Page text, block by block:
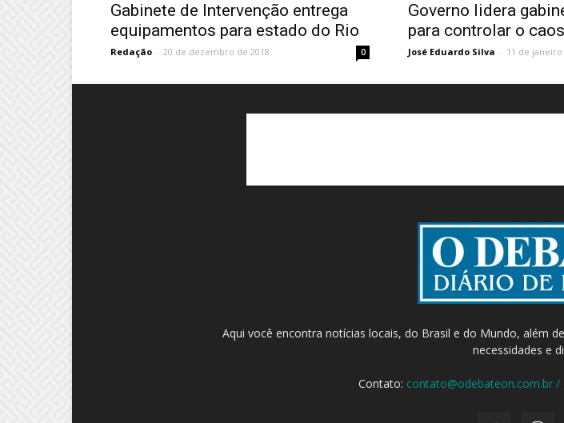
Gabinete de Intervenção entrega
equipamentos para estado do Rio
Redação - 20 de dezembro de 2018 0
Governo lidera
para controlar o caos
José Eduardo Silva - 11 de janeiro
Aqui você encontra notícias locais, do Brasil e do Mundo, além
necessidades e
Contato: contato@odebateon.com.br